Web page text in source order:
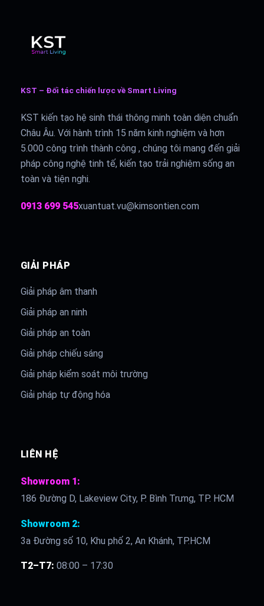
KST – Đối tác chiến lược về Smart Living
KST kiến tạo hệ sinh thái thông minh toàn diện chuẩn
Châu Âu. Với hành trình 15 năm kinh nghiệm và hơn
5.000 công trình thành công , chúng tôi mang đến giải
pháp công nghệ tinh tế, kiến tạo trải nghiệm sống an
toàn và tiện nghi.
0913 699 545xuantuat.vu@kimsontien.com
GIẢI PHÁP
Giải pháp âm thanh
Giải pháp an ninh
Giải pháp an toàn
Giải pháp chiếu sáng
Giải pháp kiểm soát môi trường
Giải pháp tự động hóa
LIÊN HỆ
Showroom 1:
186 Đường D, Lakeview City, P. Bình Trưng, TP. HCM
Showroom 2:
3a Đường số 10, Khu phố 2, An Khánh, TP.HCM
T2–T7: 08:00 – 17:30